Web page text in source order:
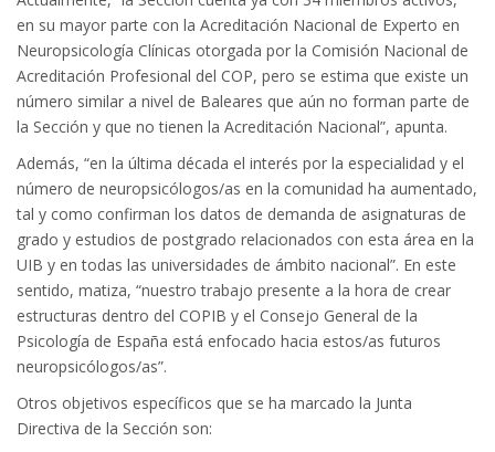
en su mayor parte con la Acreditación Nacional de Experto en
Neuropsicología Clínicas otorgada por la Comisión Nacional de
Acreditación Profesional del COP, pero se estima que existe un
número similar a nivel de Baleares que aún no forman parte de
la Sección y que no tienen la Acreditación Nacional”, apunta.
Además, “en la última década el interés por la especialidad y el
número de neuropsicólogos/as en la comunidad ha aumentado,
tal y como confirman los datos de demanda de asignaturas de
grado y estudios de postgrado relacionados con esta área en la
UIB y en todas las universidades de ámbito nacional”. En este
sentido, matiza, “nuestro trabajo presente a la hora de crear
estructuras dentro del COPIB y el Consejo General de la
Psicología de España está enfocado hacia estos/as futuros
neuropsicólogos/as”.
Otros objetivos específicos que se ha marcado la Junta
Directiva de la Sección son: